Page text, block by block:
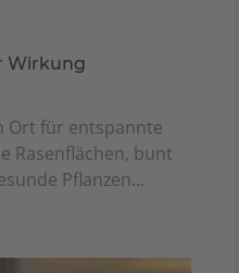
Wirkung
Ort für entspannte
Rasenflächen, bunt
Pflanzen...